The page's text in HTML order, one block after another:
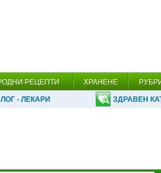
РЕЦЕПТИ ХРАНЕНЕ
- ЛЕКАРИ ЗДРАВЕН